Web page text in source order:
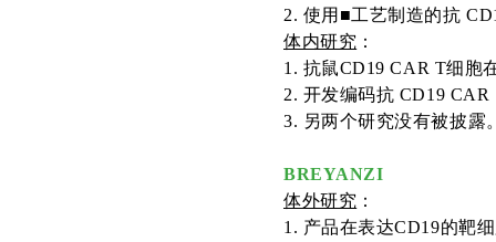
2. 使用 ■工艺制造的抗
体内研究 ：
1 . 抗鼠CD19 CAR T细胞
2. 开发编码抗 CD19
3. 另两个研究没有被披露
BREYANZI
体外研究 ：
1 . 产品在表达CD19的靶